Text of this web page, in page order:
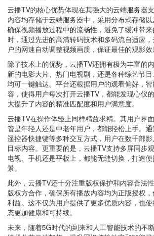
云播TV的核心优势体现在其强大的云端服务器
内容均存储于云端服务器中，采用分布式存储以
确保视频播放过程中的流畅性，避免了缓冲带
时，通过先进的高清转码技术和多码流自适应
户的网速自动调整视频画质，保证最佳的观影效
除了技术上的优势，云播TV还拥有极为丰富的
新的电影大片、热门电视剧，还是各种综艺节
均可一键触达。平台还根据用户的观看偏好，
容，使得用户每次打开云播TV，都能发现心仪
大提升了内容的精准匹配度和用户满意度。
云播TV在操作体验上同样精益求精。其用户界
管是年轻人还是中老年用户，都能轻松上手。通
遥控器快捷键等多种交互方式，用户在数千部
目标内容。更重要的是，云播TV支持多屏同步
电视、手机还是平板上，都能无缝切换，打造
景。
此外，云播TV还十分注重版权保护和内容合法
版权方合作，确保所有播放内容均为正版授权
利益。这不仅为用户提供了更多优质内容，也
态更加健康和可持续。
未来，随着5G时代的到来和人工智能技术的不